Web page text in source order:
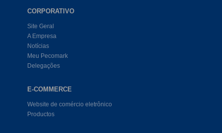
CORPORATIVO
Site Geral
A Empresa
Notícias
Meu Pecomark
Delegações
E-COMMERCE
Website de comércio eletrônico
Productos